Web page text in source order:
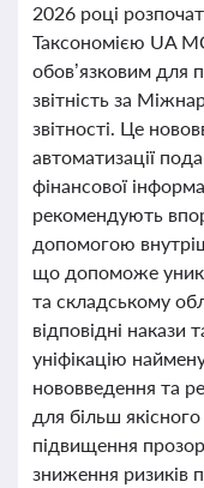
2026 році
Таксономією UA
обов’язковим для
звітність за
звітності. Це
автоматизації
фінансової
рекомендують
допомогою
що допоможе
та складському
відповідні
уніфікацію
нововведення та
для більш
підвищення
зниження ризиків